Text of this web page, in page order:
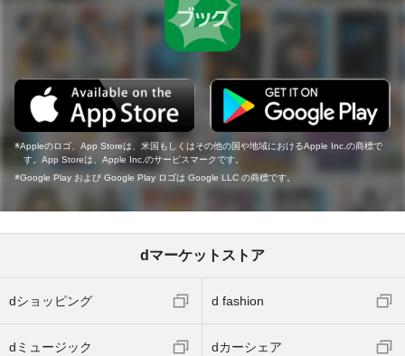
Appleのロゴ、App Storeは、米国もしくはその他の国や地域におけるApple Inc.の商標で
す。App Storeは、Apple Inc.のサービスマークです。
Google Play および Google Play ロゴは Google LLC の商標です。
dマーケットストア
dショッピング d fashion
dミュージック dカーシェア